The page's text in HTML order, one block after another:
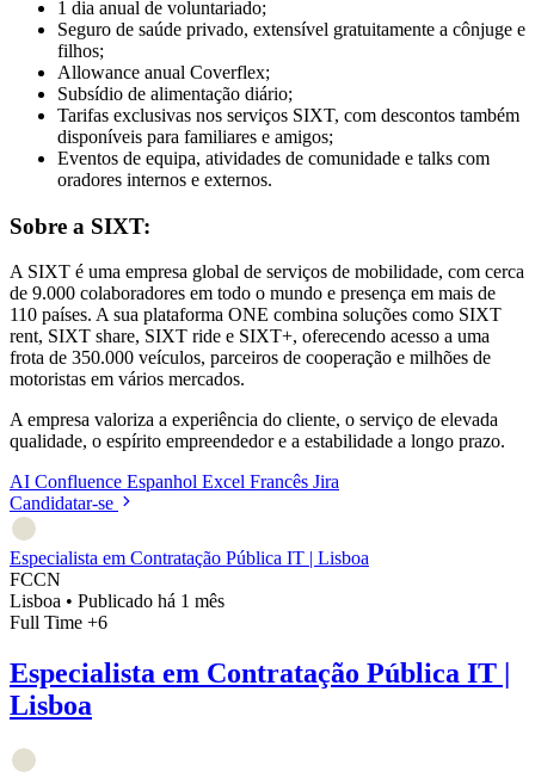
1 dia anual de voluntariado;
Seguro de saúde privado, extensível gratuitamente a cônjuge e
filhos;
Allowance anual Coverflex;
Subsídio de alimentação diário;
Tarifas exclusivas nos serviços SIXT, com descontos também
disponíveis para familiares e amigos;
Eventos de equipa, atividades de comunidade e talks com
oradores internos e externos.
Sobre a SIXT:
A SIXT é uma empresa global de serviços de mobilidade, com cerca
de 9.000 colaboradores em todo o mundo e presença em mais de
110 países. A sua plataforma ONE combina soluções como SIXT
rent, SIXT share, SIXT ride e SIXT+, oferecendo acesso a uma
frota de 350.000 veículos, parceiros de cooperação e milhões de
motoristas em vários mercados.
A empresa valoriza a experiência do cliente, o serviço de elevada
qualidade, o espírito empreendedor e a estabilidade a longo prazo.
AI Confluence Espanhol Excel Francês Jira
Candidatar-se
Especialista em Contratação Pública IT | Lisboa
FCCN
Lisboa • Publicado há 1 mês
Full Time +6
Especialista em Contratação Pública IT |
Lisboa